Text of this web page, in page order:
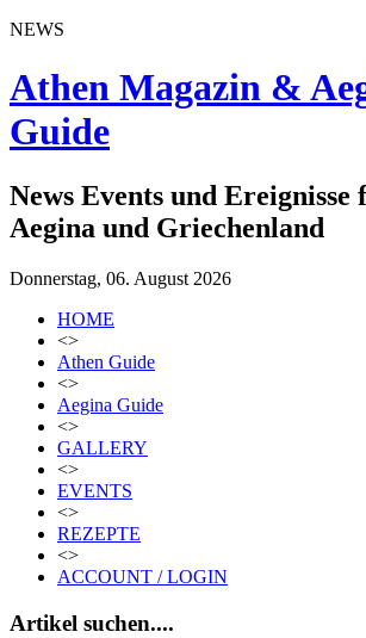
NEWS
Athen Magazin &
Guide
News Events und Ereignisse
Aegina und Griechenland
Donnerstag, 06. August 2026
HOME
<>
Athen Guide
<>
Aegina Guide
<>
GALLERY
<>
EVENTS
<>
REZEPTE
<>
ACCOUNT / LOGIN
Artikel suchen....